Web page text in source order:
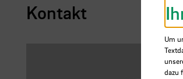
Kontakt
Um
dazu